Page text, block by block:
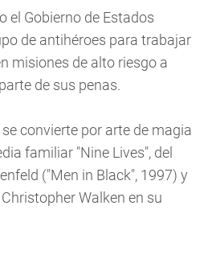
el Gobierno de Estados
de antihéroes para trabajar
misiones de alto riesgo a
de sus penas.
convierte por arte de magia
familiar "Nine Lives", del
("Men in Black", 1997) y
Walken en su